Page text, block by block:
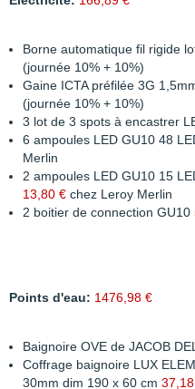
Borne automatique fil rigide
(journée 10% + 10%)
Gaine ICTA préfilée 3G
(journée 10% + 10%)
3 lot de 3 spots à encastrer
6 ampoules LED GU10 48
Merlin
2 ampoules LED GU10 15
13,80 € chez Leroy Merlin
2 boitier de connection GU10
Points d'eau: 1476,98 €
Baignoire OVE de JACOB
Coffrage baignoire LUX
30mm dim 190 x 60 cm